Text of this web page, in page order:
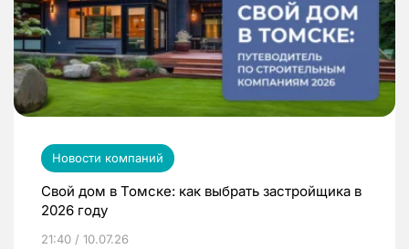
Новости компаний
Свой дом в Томске: как выбрать застройщика в
2026 году
21:40 / 10.07.26